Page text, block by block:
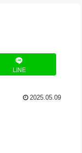
LINE
2025.05.09